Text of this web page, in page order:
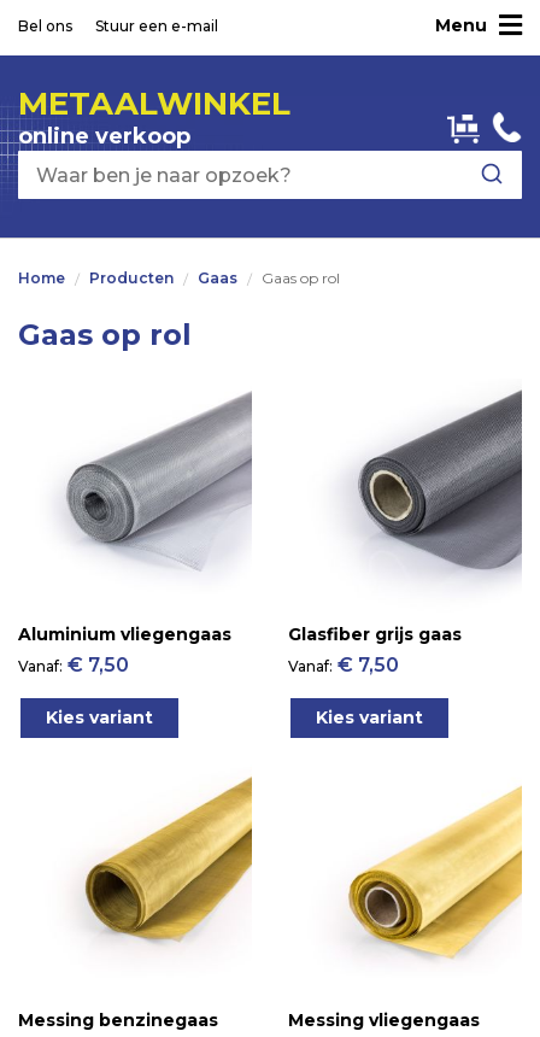
Bel ons Stuur een e-mail
naar
inhoud
Menu
METAALWINKEL
online verkoop
Home Producten Gaas Gaas op rol
Gaas op rol
Aluminium vliegengaas
Vanaf € 7,50
Kies variant
Glasfiber grijs gaas
Vanaf € 7,50
Kies variant
Messing benzinegaas Messing vliegengaas